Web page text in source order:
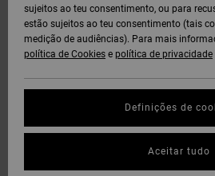
sujeitos ao teu consentimento, ou para
estão sujeitos ao teu consentimento (tais
medição de audiências). Para mais
política de Cookies e política de privacidade
Definições de
Aceitar tudo